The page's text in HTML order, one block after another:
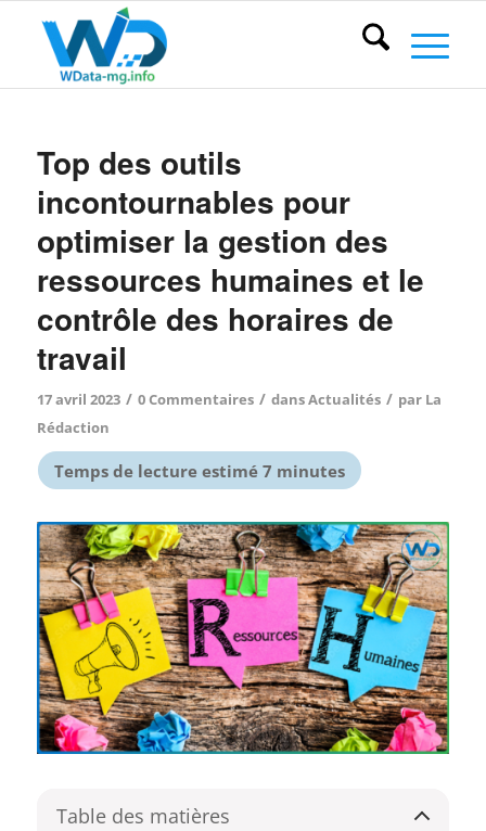
Top des outils
incontournables pour
optimiser la gestion des
ressources humaines et le
contrôle des horaires de
travail
17 avril 2023 / 0 Commentaires / dansActualités / par La
Rédaction
Table des matières